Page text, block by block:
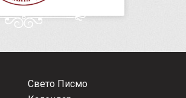
Свето Писмо